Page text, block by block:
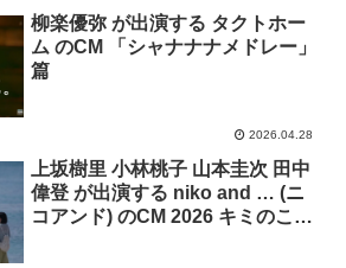
柳楽優弥 が出演する タクトホー
ム のCM 「シャナナナメドレー」
篇
2026.04.28
上坂樹里 小林桃子 山本圭次 田中
偉登 が出演する niko and … (ニ
コアンド) のCM 2026 キミのこ